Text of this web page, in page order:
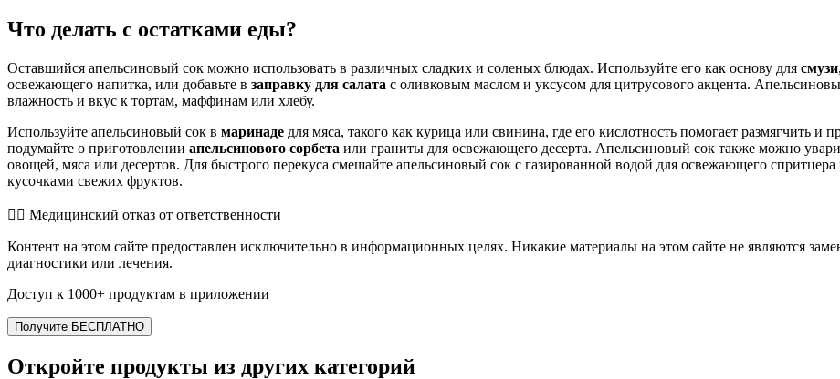
Что делать с остатками еды?
Оставшийся апельсиновый сок можно использовать в различных сладких и соленых блюдах. Используйте его как основу для смузи
освежающего напитка, или добавьте в заправку для салата с оливковым маслом и уксусом для цитрусового акцента.
влажность и вкус к тортам, маффинам или хлебу.
Используйте апельсиновый сок в маринаде для мяса, такого как курица или свинина, где его кислотность помогает размягчить и
подумайте о приготовлении апельсинового сорбета или граниты для освежающего десерта. Апельсиновый сок также можно
овощей, мяса или десертов. Для быстрого перекуса смешайте апельсиновый сок с газированной водой для освежающего спритцера
кусочками свежих фруктов.
👨‍⚕️️ Медицинский отказ от ответственности
Контент на этом сайте предоставлен исключительно в информационных целях. Никакие материалы на этом сайте не являются
диагностики или лечения.
Доступ к 1000+ продуктам в приложении
Получите БЕСПЛАТНО
Откройте продукты из других категорий